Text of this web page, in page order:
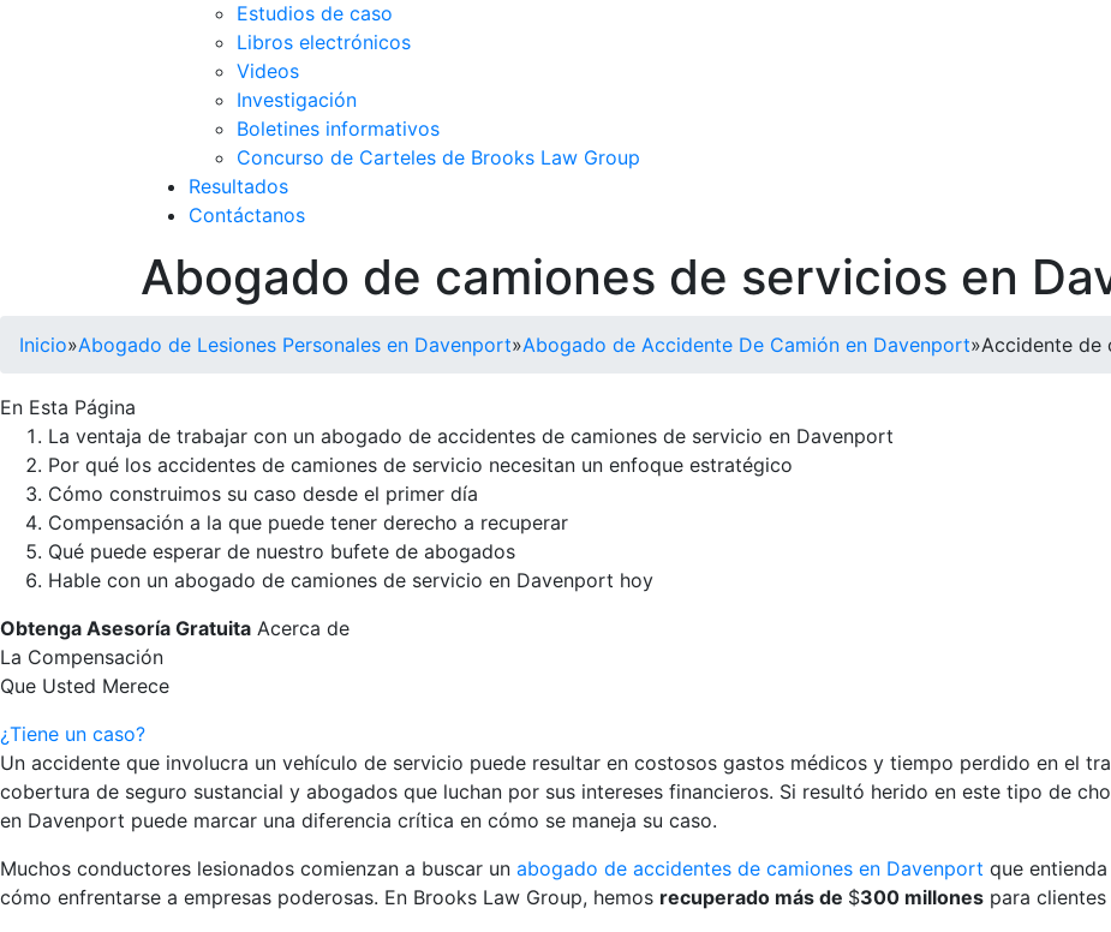
Estudios de caso
Libros electrónicos
Videos
Investigación
Boletines informativos
Concurso de Carteles de Brooks Law Group
Resultados
Contáctanos
Abogado de camiones de servicios en
Inicio»Abogado de Lesiones Personales en Davenport»Abogado de Accidente De Camión en Davenport»Accidente de
En Esta Página
La ventaja de trabajar con un abogado de accidentes de camiones de servicio en Davenport
Por qué los accidentes de camiones de servicio necesitan un enfoque estratégico
Cómo construimos su caso desde el primer día
Compensación a la que puede tener derecho a recuperar
Qué puede esperar de nuestro bufete de abogados
Hable con un abogado de camiones de servicio en Davenport hoy
Obtenga Asesoría Gratuita Acerca de
La Compensación
Que Usted Merece
¿Tiene un caso?
Un accidente que involucra un vehículo de servicio puede resultar en costosos gastos médicos y tiempo perdido en el
cobertura de seguro sustancial y abogados que luchan por sus intereses financieros. Si resultó herido en este tipo de
en Davenport puede marcar una diferencia crítica en cómo se maneja su caso.
Muchos conductores lesionados comienzan a buscar un abogado de accidentes de camiones en Davenport que
cómo enfrentarse a empresas poderosas. En Brooks Law Group, hemos recuperado más de $300 millones para